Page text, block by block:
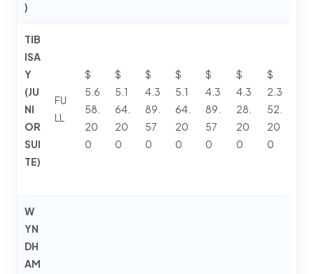
)
TIB
ISA
Y
(JU
NI
OR
SUI
TE)
FU
LL
$
5.6
58.
20
0
$
5.1
64.
20
0
$
4.3
89.
57
0
$
5.1
64.
20
0
$
4.3
89.
57
0
$
4.3
28.
20
0
$
2.3
52.
20
0
W
YN
DH
AM